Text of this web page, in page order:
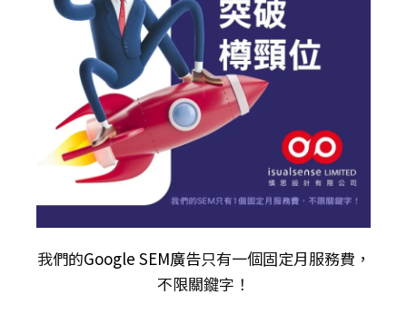
我們的Google SEM廣告只有一個固定月服務費，
不限關𨫡字！